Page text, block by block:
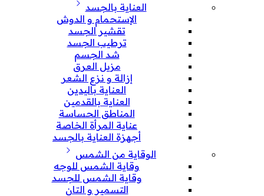
العناية بالجسد
الإستحمام و الدوش
تقشير الجسد
ترطيب الجسد
شد الجسم
مزيل العرق
إزالة و نزع الشعر
العناية باليدين
العناية بالقدمين
المناطق الحساسة
عناية المرأة الخاصة
أجهزة العناية بالجسد
الوقاية من الشمس
وقاية الشمس للوجه
وقاية الشمس للجسد
التسمير و التان